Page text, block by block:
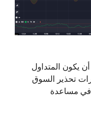
أن يكون المتداول
تحذير السوق
في مساعدة